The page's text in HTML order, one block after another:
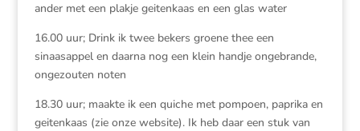
ander met een plakje geitenkaas en een glas water
16.00 uur; Drink ik twee bekers groene thee een
sinaasappel en daarna nog een klein handje ongebrande,
ongezouten noten
18.30 uur; maakte ik een quiche met pompoen, paprika en
geitenkaas (zie onze website). Ik heb daar een stuk van